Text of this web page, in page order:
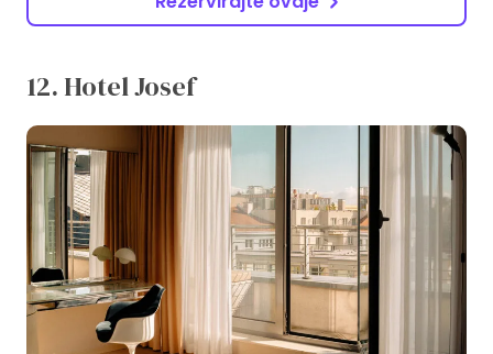
12. Hotel Josef